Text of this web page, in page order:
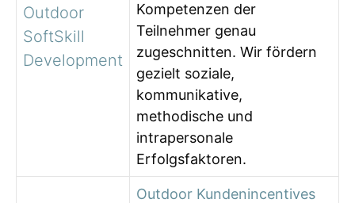
Outdoor
SoftSkill
Development
Kompetenzen der
Teilnehmer genau
zugeschnitten. Wir fördern
gezielt soziale,
kommunikative,
methodische und
intrapersonale
Erfolgsfaktoren.
Outdoor Kundenincentives